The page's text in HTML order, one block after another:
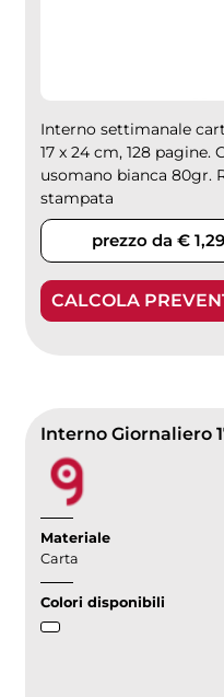
Interno settimanale
17 x 24 cm, 128 pagine.
usomano bianca 80gr.
stampata
prezzo da € 1,29
CALCOLA
Interno Giornaliero
Materiale
Carta
Colori disponibili